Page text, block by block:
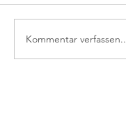
Kommentar